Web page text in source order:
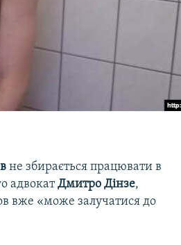
не збирається працювати в
адвокатДмитро Дінзе,
вже «може залучатися до